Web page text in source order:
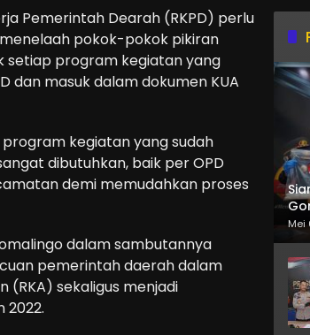
Pemerintah Dearah (RKPD) perlu
pokok-pokok pikiran
setiap program kegiatan yang
dan masuk dalam dokumen KUA
kegiatan yang sudah
dibutuhkan, baik per OPD
demi memudahkan proses
dalam sambutannya
pemerintah daerah dalam
(RKA) sekaligus menjadi
Mei